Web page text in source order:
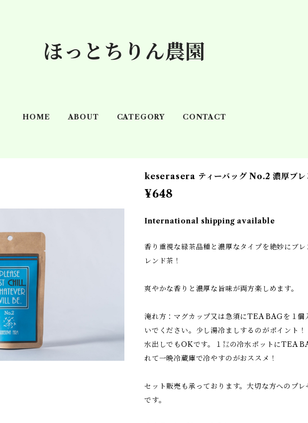
ほっとちりん農園
HOME ABOUT CATEGORY CONTACT
keserasera ティーバッグ No.2 濃厚ブレ
¥648
International shipping available
香り重視な緑茶品種と濃厚なタイプを絶妙にブ
レンド茶！
爽やかな香りと濃厚な旨味が両方楽しめます。
淹れ方：マグカップ又は急須にTEA BAGを１個
いでください。少し湯冷ましするのがポイント！
水出しでもOKです。１㍑の冷水ポットにTEA
れて一晩冷蔵庫で冷やすのがおススメ！
セット販売も承っております。大切な方へのプレ
です。